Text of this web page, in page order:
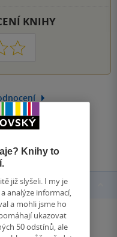
KNIHY
Knihy to
již slyšeli. I my je
analýze informací,
a mohli jsme ho
ukazovat
50 odstínů, ale